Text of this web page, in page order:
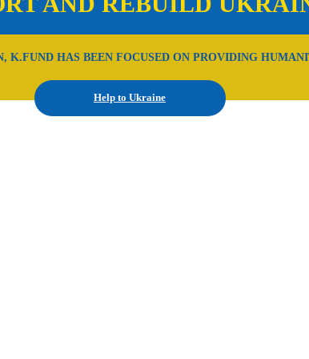
K.FUND HAS BEEN FOCUSED ON PROVIDING
Help to Ukraine